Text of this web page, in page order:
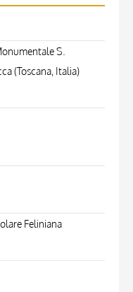
S.
(Toscana, Italia)
Feliniana